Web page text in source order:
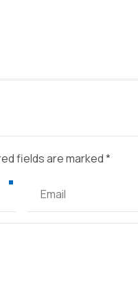
fields are marked *